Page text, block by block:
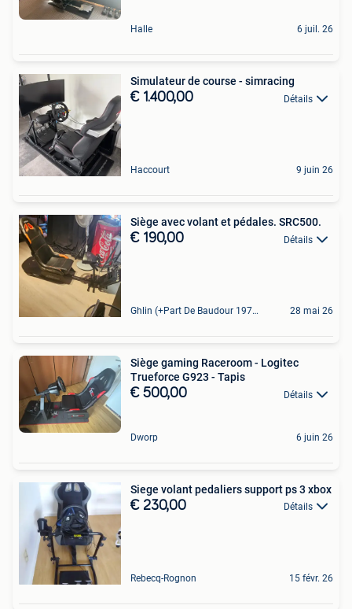
Halle 6 juil. 26
Simulateur de course - simracing
€ 1.400,00 Détails
Haccourt 9 juin 26
Siège avec volant et pédales. SRC500.
€ 190,00 Détails
Ghlin (+Part De Baudour 1971) 28 mai 26
Siège gaming Raceroom - Logitec
Trueforce G923 - Tapis
€ 500,00 Détails
Dworp 6 juin 26
Siege volant pedaliers support ps 3 xbox
€ 230,00 Détails
Rebecq-Rognon 15 févr. 26